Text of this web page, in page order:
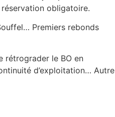
obligatoire.
Premiers rebonds
rétrograder le BO en
d’exploitation… Autre